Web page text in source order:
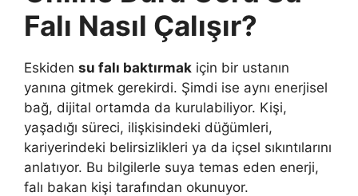
Falı Nasıl Çalışır?
Eskiden su falı baktırmak için bir ustanın
yanına gitmek gerekirdi. Şimdi ise aynı enerjisel
bağ, dijital ortamda da kurulabiliyor. Kişi,
yaşadığı süreci, ilişkisindeki düğümleri,
kariyerindeki belirsizlikleri ya da içsel sıkıntılarını
anlatıyor. Bu bilgilerle suya temas eden enerji,
falı bakan kişi tarafından okunuyor.